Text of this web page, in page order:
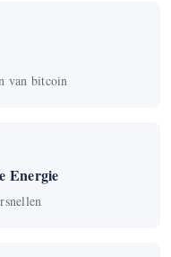
van bitcoin
Energie